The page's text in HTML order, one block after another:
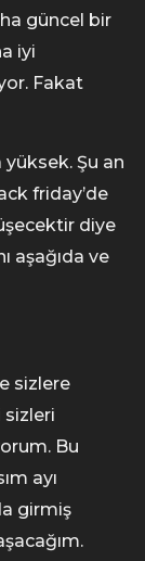
güncel bir
iyi
Fakat
yüksek. Şu an
friday’de
diye
aşağıda ve
sizlere
sizleri
Bu
ayı
girmiş